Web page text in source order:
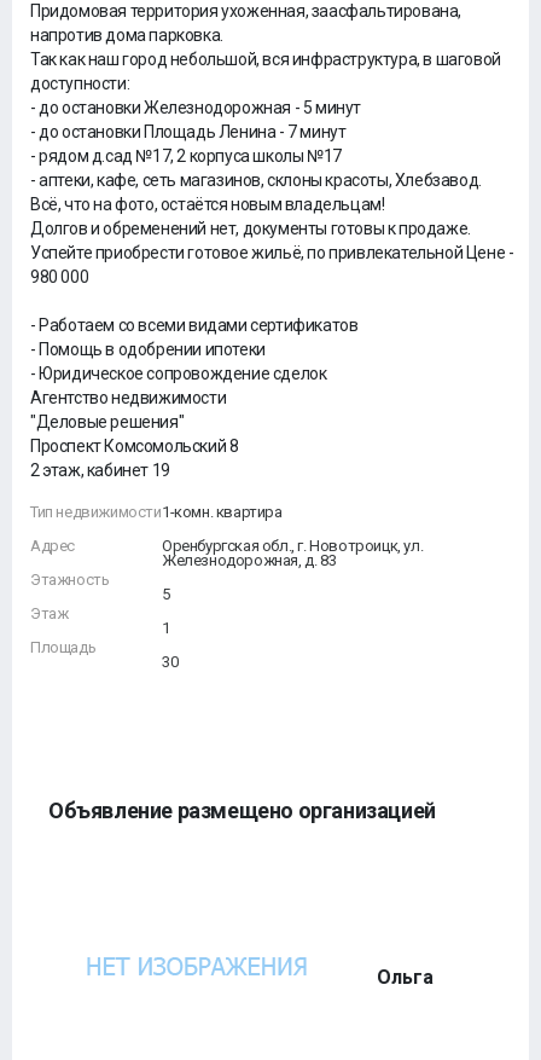
Придомовая территория ухоженная, заасфальтирована,
напротив дома парковка.
Так как наш город небольшой, вся инфраструктура, в шаговой
доступности:
- до остановки Железнодорожная - 5 минут
- до остановки Площадь Ленина - 7 минут
- рядом д.сад №17, 2 корпуса школы №17
- аптеки, кафе, сеть магазинов, склоны красоты, Хлебзавод.
Всë, что на фото, остаëтся новым владельцам!
Долгов и обременений нет, документы готовы к продаже.
Успейте приобрести готовое жильё, по привлекательной Цене -
980 000
- Работаем со всеми видами сертификатов
- Помощь в одобрении ипотеки
- Юридическое сопровождение сделок
Агентство недвижимости
"Деловые решения"
Проспект Комсомольский 8
2 этаж, кабинет 19
Тип недвижимости
Адрес
Этажность
Этаж
Площадь
1-комн. квартира
Оренбургская обл., г. Новотроицк, ул.
Железнодорожная, д. 83
5
1
30
Объявление размещено организацией
Ольга